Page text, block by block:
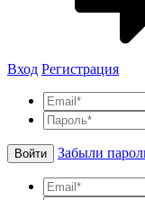
Вход Регистрация
Войти Забыли